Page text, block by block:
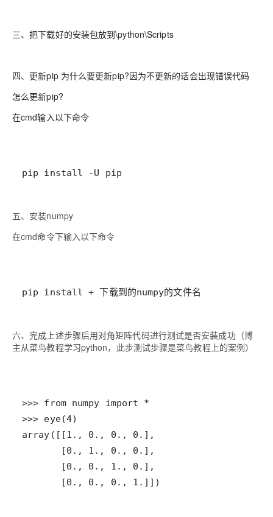
三、把下载好的安装包放到\python\Scripts
四、更新pip 为什么要更新pip?因为不更新的话会出现错误代码
怎么更新pip?
在cmd输入以下命令
pip install -U pip
五、安装numpy
在cmd命令下输入以下命令
pip install + 下载到的numpy的文件名
六、完成上述步骤后用对角矩阵代码进行测试是否安装成功（博
主从菜鸟教程学习python，此步测试步骤是菜鸟教程上的案例）
       [0., 0., 0., 1.]])